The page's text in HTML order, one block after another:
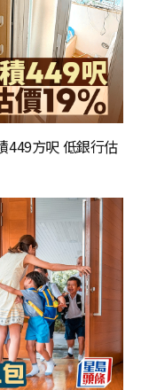
449方呎 低銀行估